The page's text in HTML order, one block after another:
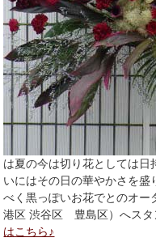
は夏の今は切り花としては
いにはその日の華やかさを盛
べく黒っぽいお花でとのオ
港区 渋谷区 豊島区）へスタ
はこちら♪